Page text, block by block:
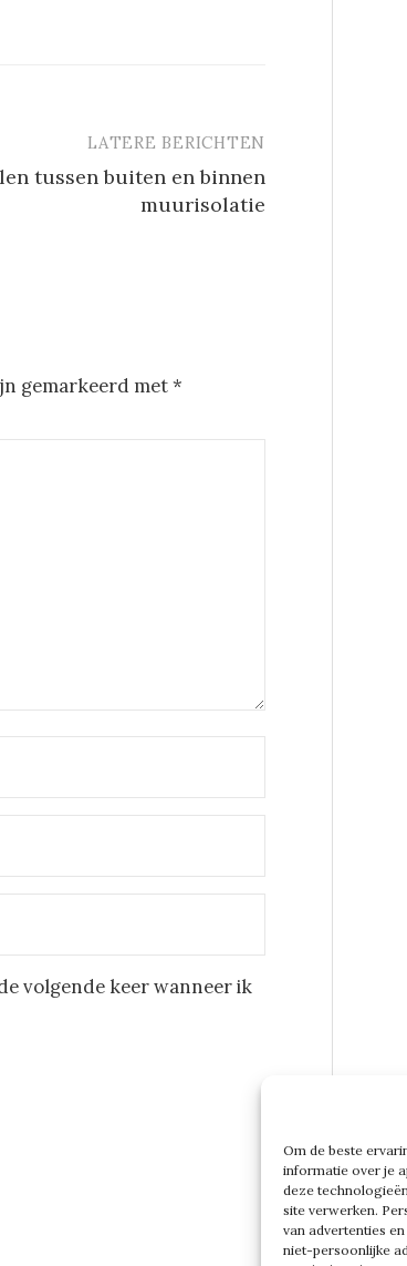
Om de beste
informatie over je
deze
site verwerken.
van advertenties
niet-persoonlijke
LATERE BERICHTEN
tussen buiten en binnen
muurisolatie
gemarkeerd met*
volgende keer wanneer ik